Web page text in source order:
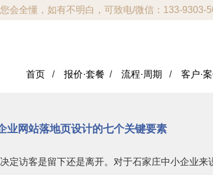
会全懂，如有不明白，可致电/微信：133-9303-
首页 / 报价·套餐 / 流程·周期 / 客户·
业网站落地页设计的七个关键要素
访客是留下还是离开。对于石家庄中小企业来